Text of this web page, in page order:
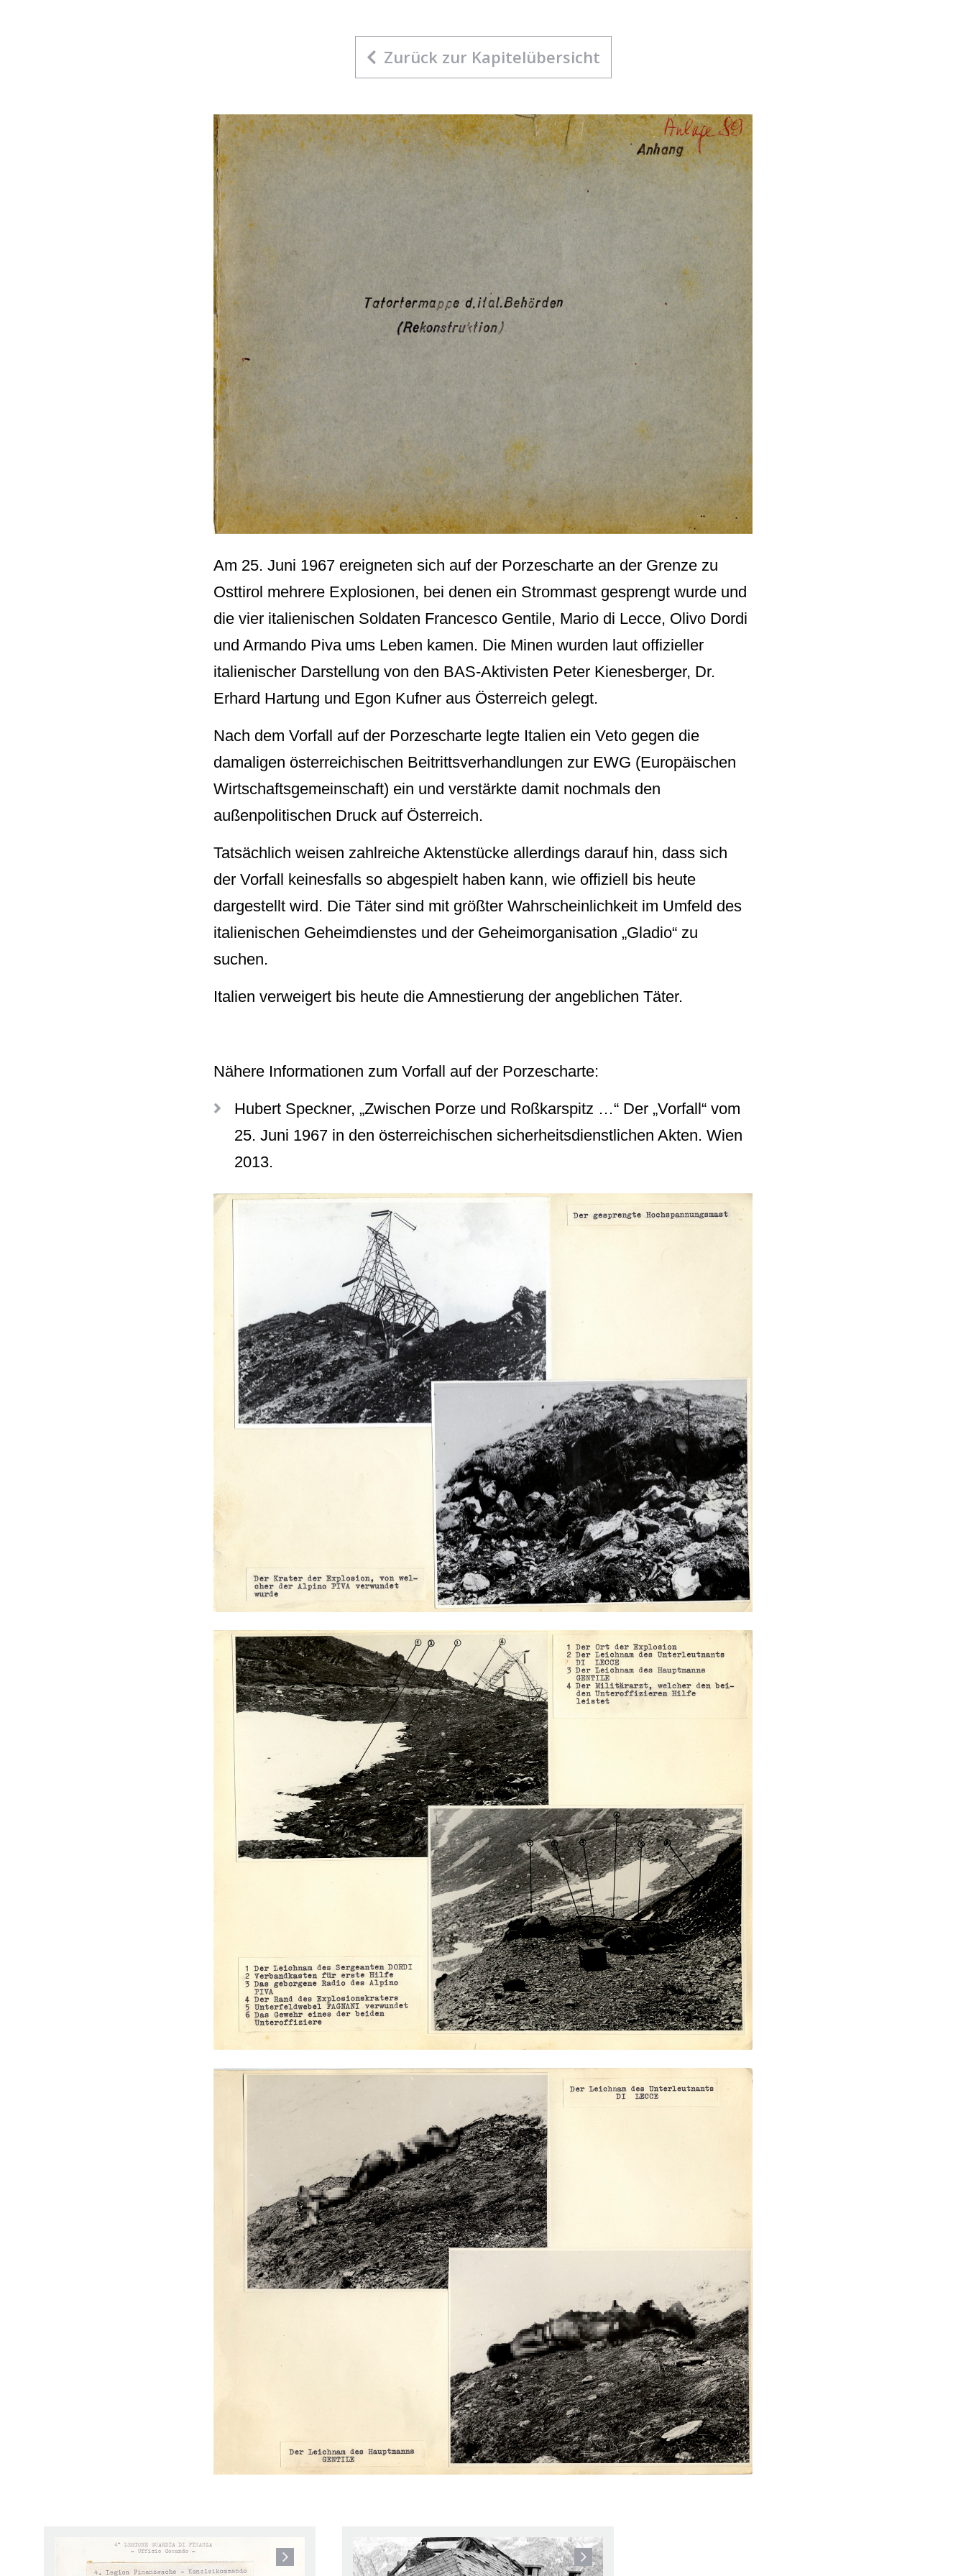
Zurück zur Kapitelübersicht
Am 25. Juni 1967 ereigneten sich auf der Porzescharte an der Grenze zu
Osttirol mehrere Explosionen, bei denen ein Strommast gesprengt wurde und
die vier italienischen Soldaten Francesco Gentile, Mario di Lecce, Olivo Dordi
und Armando Piva ums Leben kamen. Die Minen wurden laut offizieller
italienischer Darstellung von den BAS-Aktivisten Peter Kienesberger, Dr.
Erhard Hartung und Egon Kufner aus Österreich gelegt.
Nach dem Vorfall auf der Porzescharte legte Italien ein Veto gegen die
damaligen österreichischen Beitrittsverhandlungen zur EWG (Europäischen
Wirtschaftsgemeinschaft) ein und verstärkte damit nochmals den
außenpolitischen Druck auf Österreich.
Tatsächlich weisen zahlreiche Aktenstücke allerdings darauf hin, dass sich
der Vorfall keinesfalls so abgespielt haben kann, wie offiziell bis heute
dargestellt wird. Die Täter sind mit größter Wahrscheinlichkeit im Umfeld des
italienischen Geheimdienstes und der Geheimorganisation „Gladio“ zu
suchen.
Italien verweigert bis heute die Amnestierung der angeblichen Täter.
Nähere Informationen zum Vorfall auf der Porzescharte:
Hubert Speckner, „Zwischen Porze und Roßkarspitz …“ Der „Vorfall“ vom
25. Juni 1967 in den österreichischen sicherheitsdienstlichen Akten. Wien
2013.